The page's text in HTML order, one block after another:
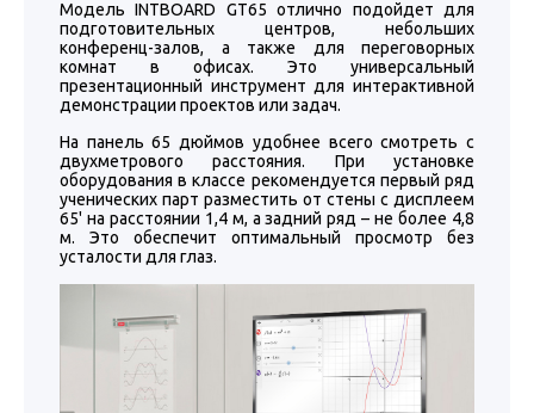
Модель INTBOARD GT65 отлично подойдет для
подготовительных центров, небольших
конференц-залов, а также для переговорных
комнат в офисах. Это универсальный
презентационный инструмент для интерактивной
демонстрации проектов или задач.
На панель 65 дюймов удобнее всего смотреть с
двухметрового расстояния. При установке
оборудования в классе рекомендуется первый ряд
ученических парт разместить от стены с дисплеем
65' на расстоянии 1,4 м, а задний ряд – не более 4,8
м. Это обеспечит оптимальный просмотр без
усталости для глаз.